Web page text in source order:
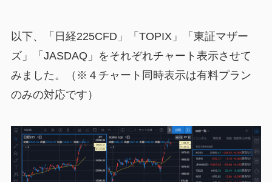
以下、「日経225CFD」「TOPIX」「東証マザー
ズ」「JASDAQ」をそれぞれチャート表示させて
みました。（※４チャート同時表示は有料プラン
のみの対応です）